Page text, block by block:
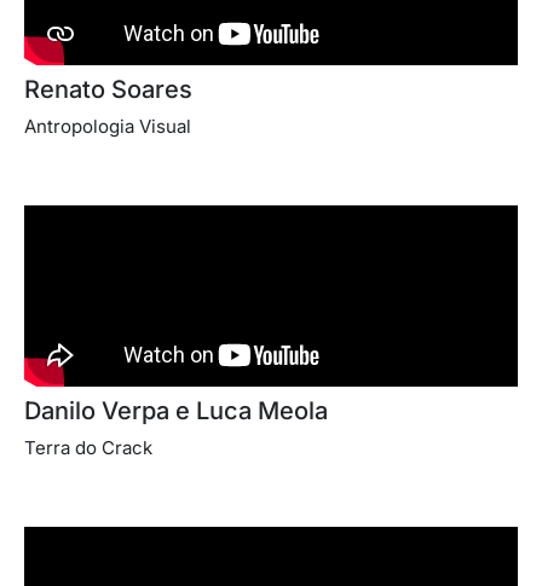
Renato Soares
Antropologia Visual
Danilo Verpa e Luca Meola
Terra do Crack